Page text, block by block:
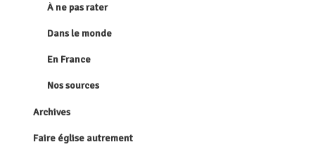
À ne pas rater
Dans le monde
En France
Nos sources
Archives
Faire église autrement